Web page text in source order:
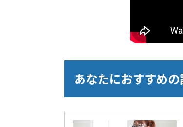
あなたにおすすめ